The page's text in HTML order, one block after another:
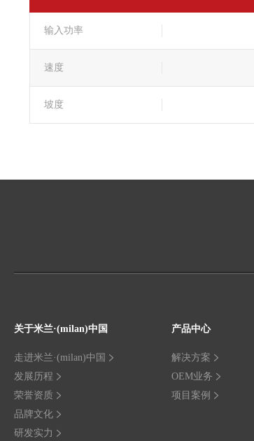
输入功率
速度
坡度
关于米兰·(milan)中国
走进米兰·(milan)中国
发展历程
荣誉资质
品牌文化
研发实力
产品中心
解决方案
OEM业务
项目案例